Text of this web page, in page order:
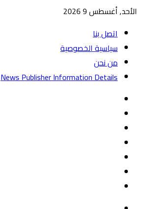
الأحد, أغسطس 9 2026
اتصل بنا
سياسية الخصوصية
من نحن
News Publisher Information Details